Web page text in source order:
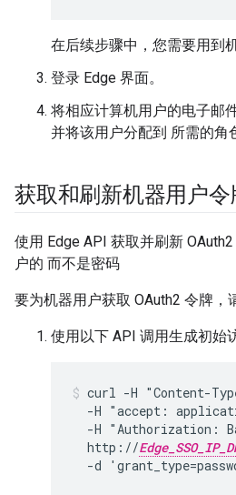
在后续步骤中，您需要用到
登录 Edge 界面。
将相应计算机用户的电子邮
并将该用户分配到 所需的角
获取和刷新机器用户令
使用 Edge API 获取并刷新
户的 而不是密码
要为机器用户获取 OAuth2 令牌，
使用以下 API 调用生成初始
curl -H "Content-
-H "accept:
-H "Authorization:
  http://
-d